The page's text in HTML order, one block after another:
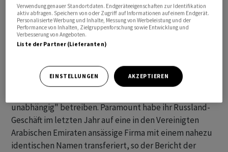
Handel mitÖlund habe die dazu im Dezember von der
EU gegen Russland verhängten Sanktionen
übernommen. Demnach gilt ein Preisdeckel beim
Verkauf von russischemÖl
Nach Schweizer Gesetz sind aber ausländische
Tochterfirmen von den Sanktionen weitgehend
unabhängig" betreiben. Paramount habe ihr Russland-
Geschäft im letzten Jahr auf eine in den Vereinigten
Arabischen Emiraten ansässige Firma mit einem nahezu
identischen Namen transferiert, so der Bericht der
Verwendung genauer Standortdaten. Endgeräteeigenschaften zur Identifikation
aktiv abfragen. Speichern von oder Zugriff auf Informationen auf einem Endgerät.
Personalisierte Werbung und Inhalte, Messung von Werbeleistung und der
Performance von Inhalten, Zielgruppenforschung sowie Entwicklung und
Verbesserung von Angeboten.
Liste der Partner (Lieferanten)
EINSTELLUNGEN AKZEPTIEREN